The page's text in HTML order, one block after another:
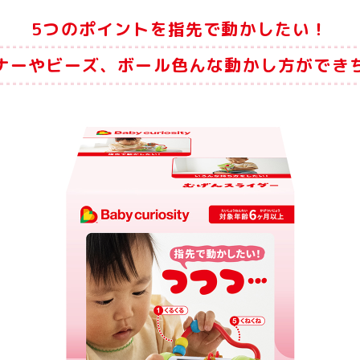
5つのポイントを指先で動かしたい！
ーやビーズ、ボール色んな動かし方ができ